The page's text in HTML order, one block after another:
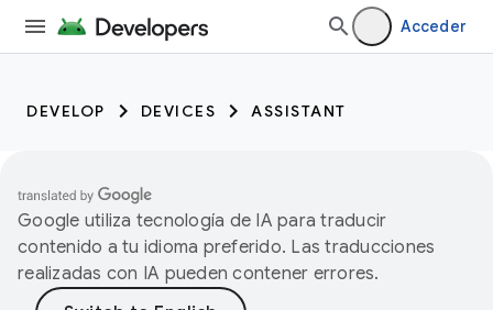
Acceder
DEVELOP DEVICES ASSISTANT
Google utiliza tecnología de IA para traducir
contenido a tu idioma preferido. Las traducciones
realizadas con IA pueden contener errores.